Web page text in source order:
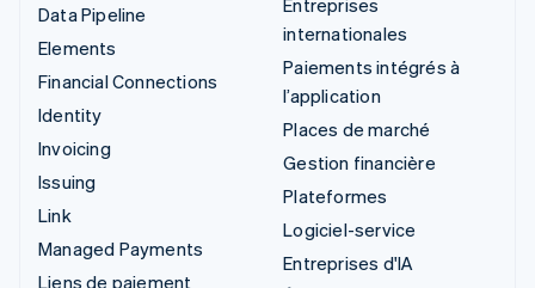
Data Pipeline
Elements
Financial Connections
Identity
Invoicing
Issuing
Link
Managed Payments
Liens de paiement
internationales
Paiements intégrés à
l’application
Places de marché
Gestion financière
Plateformes
Logiciel-service
Entreprises d'IA